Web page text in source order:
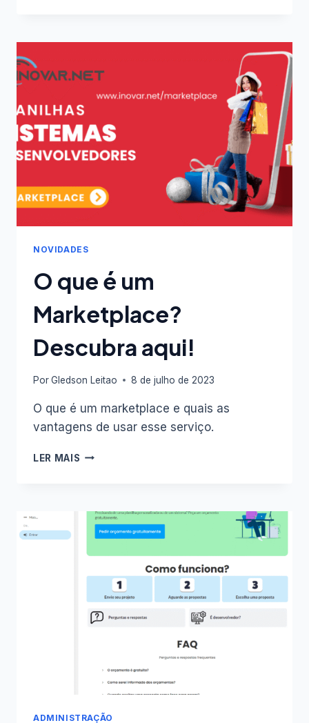
DE
NO
EXCEL
NOVIDADES
O que é um
Marketplace?
Descubra aqui!
PorGledson Leitao 8 de julho de 2023
O que é um marketplace e quais as
vantagens de usar esse serviço.
LER MAIS O
MARKETPLACE?
DESCUBRA
AQUI!
ADMINISTRAÇÃO